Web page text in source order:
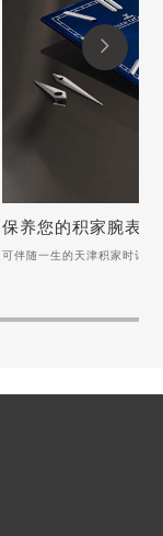
可伴随一生的天津积家时计
保养您的积家腕表
可伴随一生的天津积家时计
